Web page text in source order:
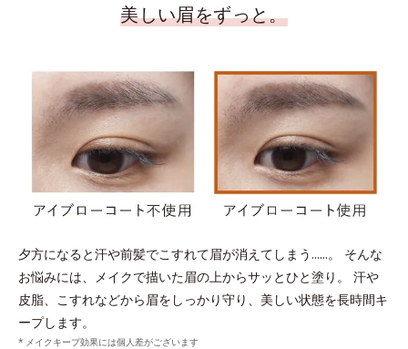
美しい眉をずっと。
夕方になると汗や前髪でこすれて眉が消えてしまう......。
そんな
お悩みには、メイクで描いた眉の上からサッとひと塗り。
汗や
皮脂、こすれなどから眉をしっかり守り、美しい状態を長時間キ
ープします。
メイクキープ効果には個人差がございます